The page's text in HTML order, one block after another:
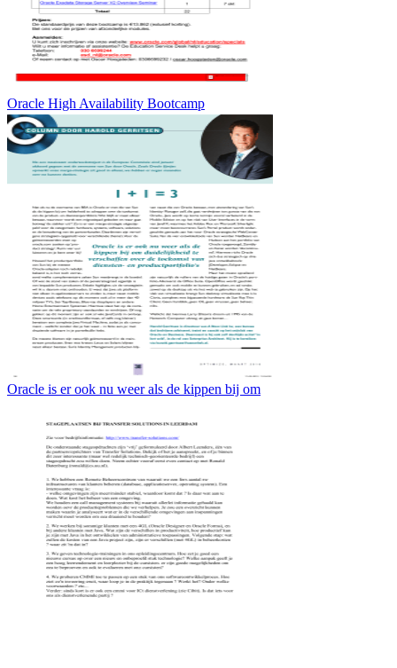
Oracle High Availability Bootcamp
Oracle is er ook nu weer als de kippen bij om